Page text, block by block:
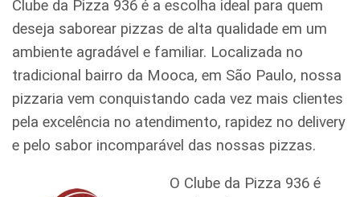
Clube da Pizza 936 é a escolha ideal para quem
deseja saborear pizzas de alta qualidade em um
ambiente agradável e familiar. Localizada no
tradicional bairro da Mooca, em São Paulo, nossa
pizzaria vem conquistando cada vez mais clientes
pela excelência no atendimento, rapidez no delivery
e pelo sabor incomparável das nossas pizzas.
O Clube da Pizza 936 é